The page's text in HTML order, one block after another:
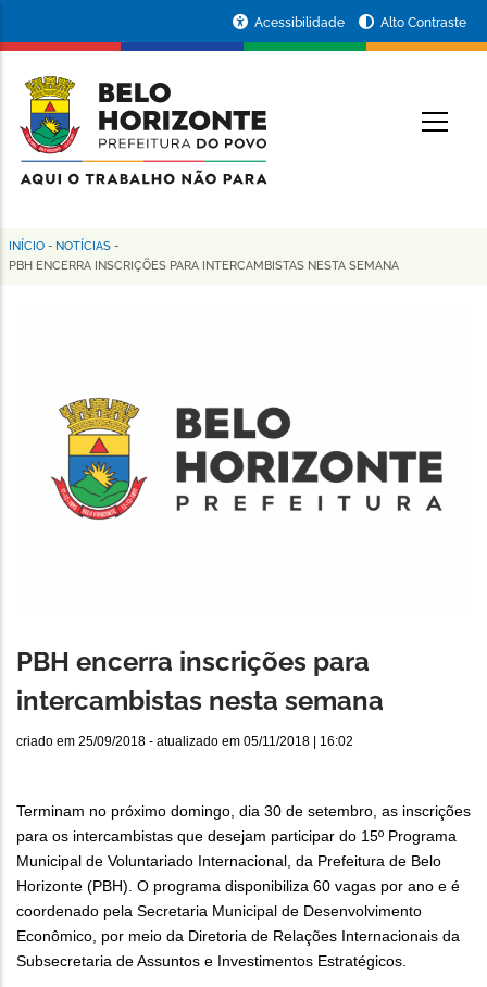
conteúdo
principal
da
Prefeitura
de
Horizonte
Acessibilidade Alto Contraste
Trilha
INÍCIO - NOTÍCIAS -
PBH ENCERRA INSCRIÇÕES PARA INTERCAMBISTAS NESTA SEMANA
PBH encerra inscrições para
intercambistas nesta semana
criado em 25/09/2018 - atualizado em 05/11/2018 | 16:02
Terminam no próximo domingo, dia 30 de setembro, as inscrições
para os intercambistas que desejam participar do 15º Programa
Municipal de Voluntariado Internacional, da Prefeitura de Belo
Horizonte (PBH). O programa disponibiliza 60 vagas por ano e é
coordenado pela Secretaria Municipal de Desenvolvimento
Econômico, por meio da Diretoria de Relações Internacionais da
Subsecretaria de Assuntos e Investimentos Estratégicos.